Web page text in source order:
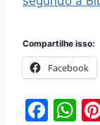
Compartilhe isso:
Facebook
F
W